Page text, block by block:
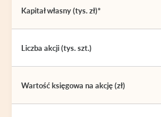
Kapitał własny (tys. zł)*
Liczba akcji (tys. szt.)
Wartość księgowa na akcję (zł)